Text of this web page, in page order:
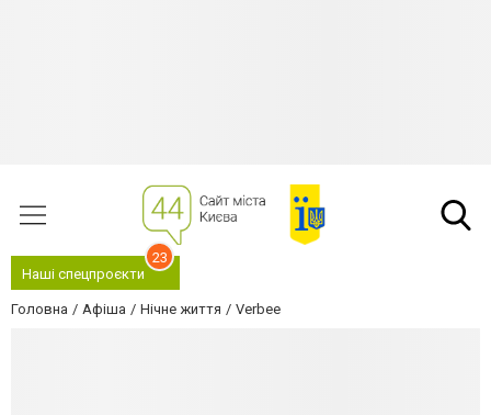
Наші спецпроєкти
23
Головна Афіша Нічне життя Verbee